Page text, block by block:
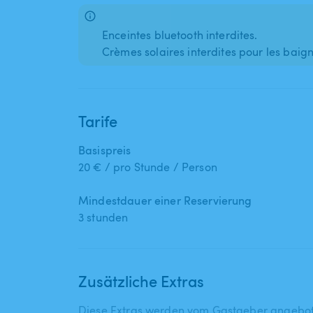
Enceintes bluetooth interdites.
Tarife
Basispreis
20 € / pro Stunde / Person
Mindestdauer einer Reservierung
3 stunden
Zusätzliche Extras